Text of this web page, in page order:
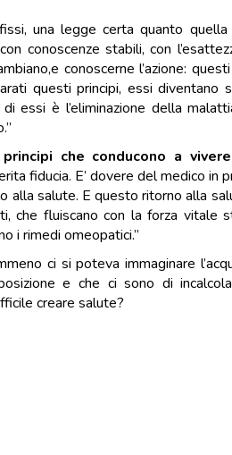
una legge certa quanto quella
conoscenze stabili, con
conoscerne l’azione:
questi principi, essi diventano
essi è l’eliminazione della
che conducono a
fiducia. E’ dovere del medico in
alla salute. E questo ritorno alla
che fluiscano con la forza vitale
i rimedi omeopatici.”
ci si poteva immaginare
e che ci sono di
creare salute?